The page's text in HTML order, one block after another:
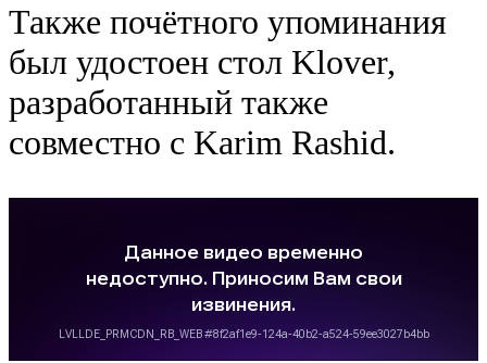
Также почётного упоминания
был удостоен стол Klover,
разработанный также
совместно с Karim Rashid.